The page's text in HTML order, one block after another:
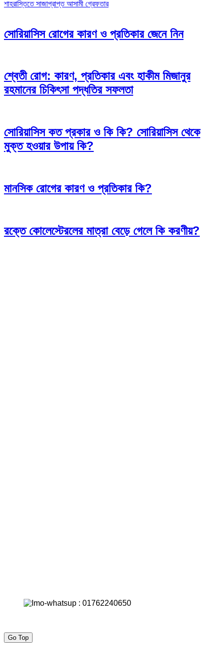
navigation
শাহরাস্তিতে সাজাপ্রাপ্ত আসামী গ্রেফতার
সোরিয়াসিস রোগের কারণ ও প্রতিকার জেনে নিন
শ্বেতী রোগ: কারণ, প্রতিকার এবং হাকীম মিজানুর
রহমানের চিকিৎসা পদ্ধতির সফলতা
সোরিয়াসিস কত প্রকার ও কি কি? সোরিয়াসিস থেকে
মুক্ত হওয়ার উপায় কি?
মানসিক রোগের কারণ ও প্রতিকার কি?
রক্তে কোলেস্টেরলের মাত্রা বেড়ে গেলে কি করণীয়?
Go Top